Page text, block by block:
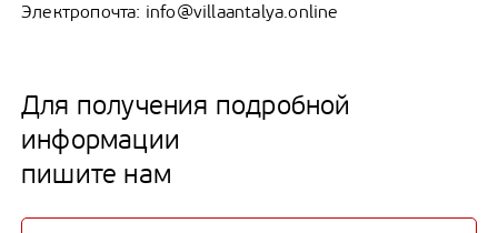
Электропочта: info@villaantalya.online
Для получения подробной
информации
пишите нам